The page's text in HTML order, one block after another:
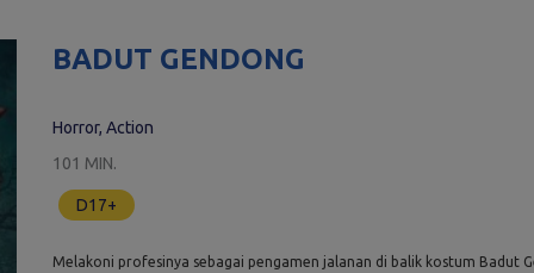
BADUT GENDONG
Horror, Action
101 MIN.
D17+
Melakoni profesinya sebagai pengamen jalanan di balik kostum Badut